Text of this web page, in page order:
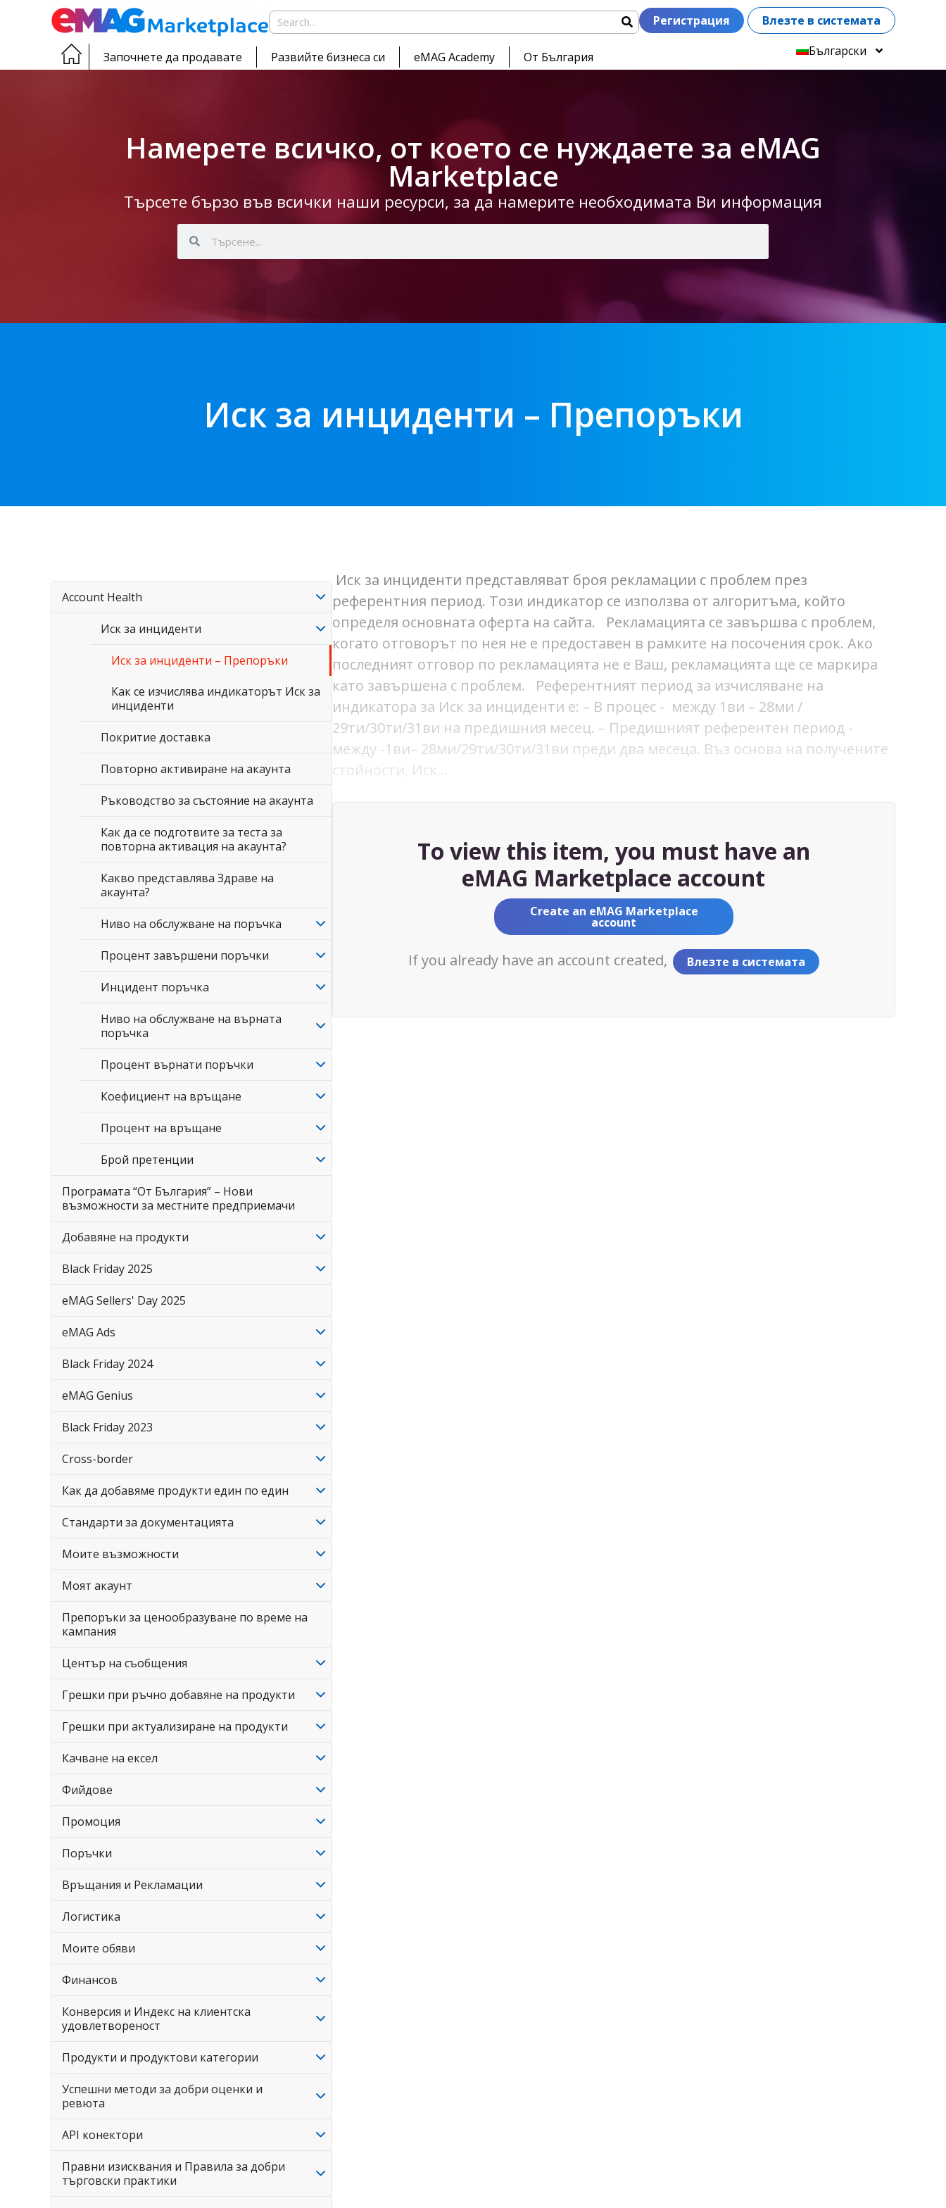
Регистрация Влезте в системата
Започнете да продавате Развийте бизнеса си eMAG Academy От България Български
Намерете всичко, от което се нуждаете за eMAG
Marketplace
Търсете бързо във всички наши ресурси, за да намерите необходимата Ви информация
Иск за инциденти – Препоръки
Account Health
Иск за инциденти
Иск за инциденти – Препоръки
Как се изчислява индикаторът Иск за
инциденти
Покритие доставка
Повторно активиране на акаунта
Ръководство за състояние на акаунта
Как да се подготвите за теста за
повторна активация на акаунта?
Какво представлява Здраве на
акаунта?
Ниво на обслужване на поръчкa
Процент завършени поръчки
Инцидент поръчка
Ниво на обслужване на върната
поръчка
Процент върнати поръчки
Коефициент на връщане
Процент на връщане
Брой претенции
Програмата “От България” – Нови
възможности за местните предприемачи
Добавяне на продукти
Black Friday 2025
eMAG Sellers' Day 2025
eMAG Ads
Black Friday 2024
eMAG Genius
Black Friday 2023
Cross-border
Как да добавяме продукти един по един
Стандарти за документацията
Моите възможности
Моят акаунт
Препоръки за ценообразуване по време на
кампания
Център на съобщения
Грешки при ръчно добавяне на продукти
Грешки при актуализиране на продукти
Качване на ексел
Фийдове
Промоция
Поръчки
Връщания и Рекламации
Логистика
Моите обяви
Финансов
Конверсия и Индекс на клиентска
удовлетвореност
Продукти и продуктови категории
Успешни методи за добри оценки и
ревюта
API конектори
Правни изисквания и Правила за добри
търговски практики
Иск за инциденти представляват броя рекламации с проблем през
референтния период. Този индикатор се използва от алгоритъма, който
определя основната оферта на сайта. Рекламацията се завършва с проблем,
когато отговорът по нея не е предоставен в рамките на посочения срок. Ако
последният отговор по рекламацията не е Ваш, рекламацията ще се маркира
като завършена с проблем. Референтният период за изчисляване на
индикатора за Иск за инциденти е: – В процес - между 1ви – 28ми /
29ти/30ти/31ви на предишния месец. – Предишният референтен период -
между -1ви– 28ми/29ти/30ти/31ви преди два месеца. Въз основа на получените
стойности, Иск…
To view this item, you must have an
eMAG Marketplace account
Create an eMAG Marketplace
account
If you already have an account created, Влезте в системата